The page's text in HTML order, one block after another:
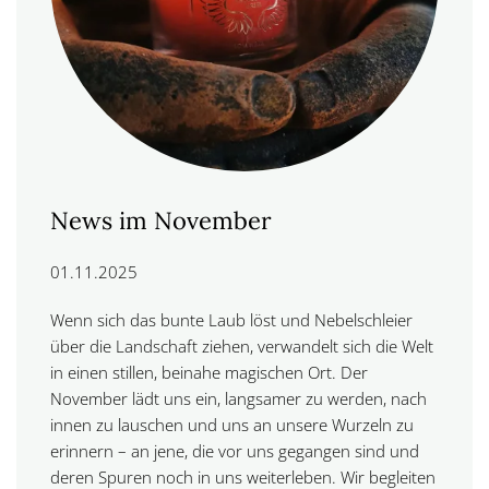
News im November
01.11.2025
Wenn sich das bunte Laub löst und Nebelschleier
über die Landschaft ziehen, verwandelt sich die Welt
in einen stillen, beinahe magischen Ort. Der
November lädt uns ein, langsamer zu werden, nach
innen zu lauschen und uns an unsere Wurzeln zu
erinnern – an jene, die vor uns gegangen sind und
deren Spuren noch in uns weiterleben. Wir begleiten